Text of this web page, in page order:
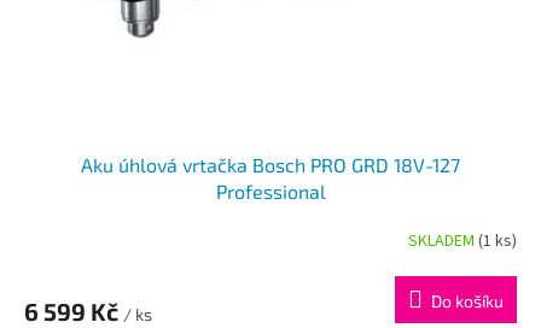
Aku úhlová vrtačka Bosch PRO GRD 18V-127
Professional
SKLADEM (1 ks)
6 599 Kč / ks
Do košíku